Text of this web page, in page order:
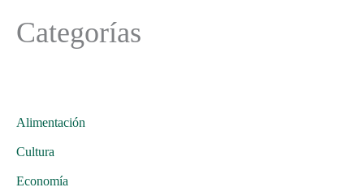
Categorías
Alimentación
Cultura
Economía